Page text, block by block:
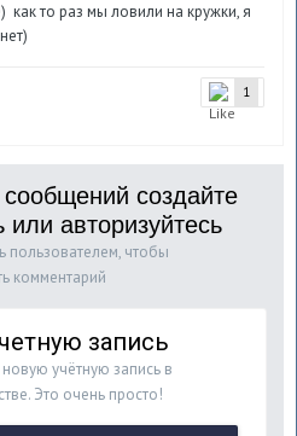
как то раз мы ловили на кружки, я
1
создайте
или авторизуйтесь
чтобы
комментарий
запись
новую учётную запись в
Это очень просто!